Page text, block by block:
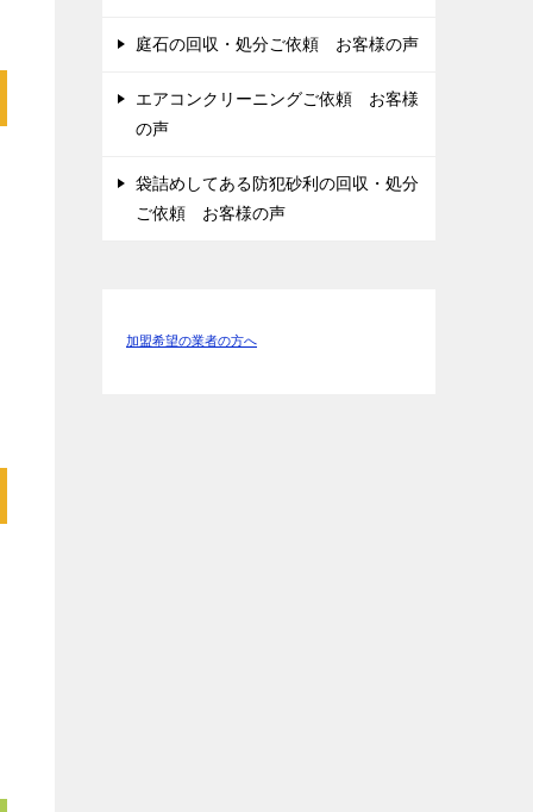
庭石の回収・処分ご依頼 お客様の声
エアコンクリーニングご依頼 お客様
の声
袋詰めしてある防犯砂利の回収・処分
ご依頼 お客様の声
加盟希望の業者の方へ